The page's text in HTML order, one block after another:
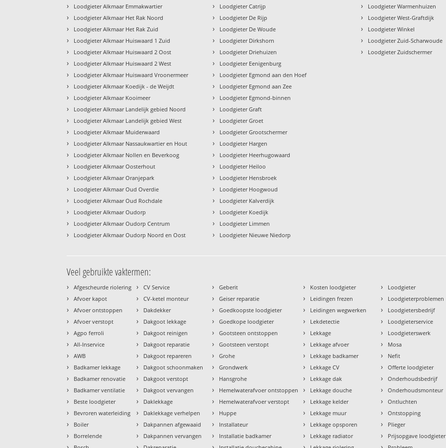
› Loodgieter Alkmaar Emmakwartier
› Loodgieter Alkmaar Het Rak Noord
› Loodgieter Alkmaar Het Rak Zuid
› Loodgieter Alkmaar Huiswaard 1 Zuid
› Loodgieter Alkmaar Huiswaard 2 Oost
› Loodgieter Alkmaar Huiswaard 2 West
› Loodgieter Alkmaar Huiswaard Vroonermeer
› Loodgieter Alkmaar Koedijk - de Weijdt
› Loodgieter Alkmaar Kooimeer
› Loodgieter Alkmaar Landelijk gebied Noord
› Loodgieter Alkmaar Landelijk gebied West
› Loodgieter Alkmaar Muiderwaard
› Loodgieter Alkmaar Nassaukwartier en Hout
› Loodgieter Alkmaar Nollen en Beverkoog
› Loodgieter Alkmaar Oosterhout
› Loodgieter Alkmaar Oranjepark
› Loodgieter Alkmaar Oud Overdie
› Loodgieter Alkmaar Oud Rochdale
› Loodgieter Alkmaar Oudorp
› Loodgieter Alkmaar Oudorp Centrum
› Loodgieter Alkmaar Oudorp Noord en Oost
› Loodgieter Catrijp
› Loodgieter De Rijp
› Loodgieter De Woude
› Loodgieter Dirkshorn
› Loodgieter Driehuizen
› Loodgieter Eenigenburg
› Loodgieter Egmond aan den Hoef
› Loodgieter Egmond aan Zee
› Loodgieter Egmond-binnen
› Loodgieter Graft
› Loodgieter Groet
› Loodgieter Grootschermer
› Loodgieter Hargen
› Loodgieter Heerhugowaard
› Loodgieter Heiloo
› Loodgieter Hensbroek
› Loodgieter Hoogwoud
› Loodgieter Kalverdijk
› Loodgieter Koedijk
› Loodgieter Limmen
› Loodgieter Nieuwe Niedorp
› Loodgieter Warmenhuizen
› Loodgieter West-Graftdijk
› Loodgieter Winkel
› Loodgieter Zuid-Scharwoude
› Loodgieter Zuidschermer
Veel gebruikte vaktermen:
› Afgescheurde riolering
› Afvoer kapot
› Afvoer ontstoppen
› Afvoer verstopt
› Agpo ferroli
› All-Inservice
› AWB
› Badkamer lekkage
› Badkamer renovatie
› Badkamer ventilatie
› Beste loodgieter
› Bevroren waterleiding
› Boiler
› Borrelende
› CV Service
› CV-ketel monteur
› Dakdekker
› Dakgoot lekkage
› Dakgoot reinigen
› Dakgoot reparatie
› Dakgoot repareren
› Dakgoot schoonmaken
› Dakgoot verstopt
› Dakgoot vervangen
› Daklekkage
› Daklekkage verhelpen
› Dakpannen afgewaaid
› Dakpannen vervangen
› Geberit
› Geiser reparatie
› Goedkoopste loodgieter
› Goedkope loodgieter
› Gootsteen ontstoppen
› Gootsteen verstopt
› Grohe
› Grondwerk
› Hansgrohe
› Hemelwaterafvoer ontstoppen
› Hemelwaterafvoer verstopt
› Huppe
› Installateur
› Installatie badkamer
› Kosten loodgieter
› Leidingen frezen
› Leidingen wegwerken
› Lekdetectie
› Lekkage
› Lekkage afvoer
› Lekkage badkamer
› Lekkage CV
› Lekkage dak
› Lekkage douche
› Lekkage kelder
› Lekkage muur
› Lekkage opsporen
› Lekkage radiator
› Loodgieter
› Loodgieterproblemen
› Loodgietersbedrijf
› Loodgieterservice
› Loodgieterswerk
› Mosa
› Nefit
› Offerte loodgieter
› Onderhoudsbedrijf
› Onderhoudsmonteur
› Ontluchten
› Ontstopping
› Plieger
› Prijsopgave loodgieter